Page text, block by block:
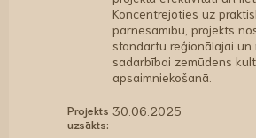
Koncentrējoties uz
pārnesamību, projekts
standartu reģionālajai un
sadarbībai zemūdens
apsaimniekošanā.
Projekts
uzsākts:
30.06.2025